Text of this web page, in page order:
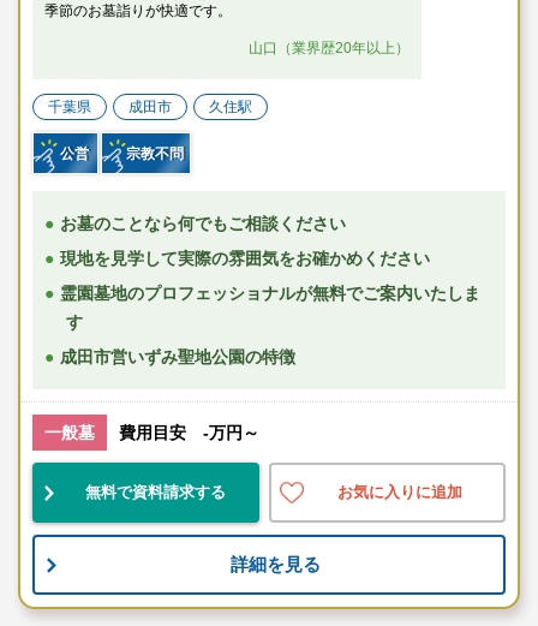
季節のお墓詣りが快適です。
山口（業界歴20年以上）
千葉県 成田市 久住駅
公営 宗教不問
お墓のことなら何でもご相談ください
現地を見学して実際の雰囲気をお確かめください
霊園墓地のプロフェッショナルが無料でご案内いたしま
す
成田市営いずみ聖地公園の特徴
一般墓 費用目安 -万円～
無料で資料請求する お気に入りに追加
詳細を見る